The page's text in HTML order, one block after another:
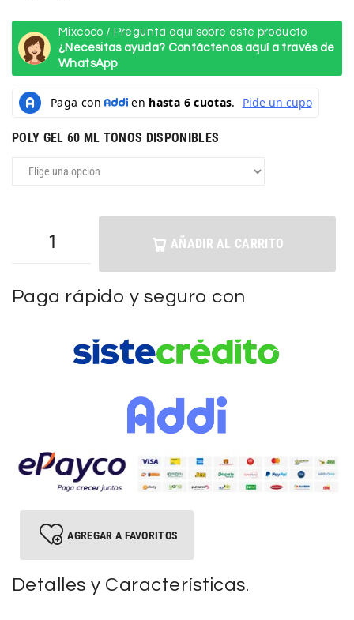
Mixcoco / Pregunta aquí sobre este producto
¿Necesitas ayuda? Contáctenos aquí a través de
WhatsApp
POLY GEL 60 ML TONOS DISPONIBLES
AÑADIR AL CARRITO
Paga rápido y seguro con
AGREGAR A FAVORITOS
Detalles y Características.